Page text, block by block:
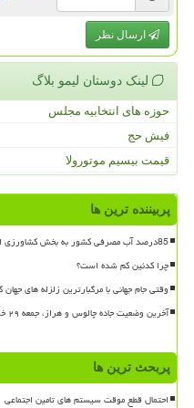
ارسال نظر
لینک دوستان لیمو بلاگ
حوزه های انتخابیه مجلس
فیش حج
قیمت بیسیم موتورولا
پربیننده ترین ها
85درصد آب مصرفی کشور به بخش کشاورزی اختصاص دارد، آن هم با قیمت خیلی پایین
چرا کدئین کم شده است؟
وقتی جام جهانی با مرگبارترین زلزله های
آخرین وضعیت جاده چالوس و هراز، جمعه ۲۹ خرداد
پربحث ترین ها
احتمال قطع موقت سیستم های تامین اجتماعی